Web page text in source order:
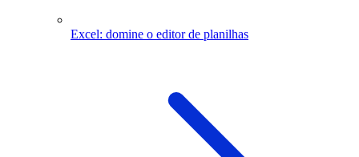
Excel: domine o editor de planilhas